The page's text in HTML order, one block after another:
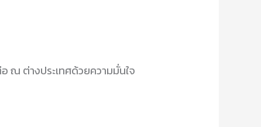
ณ ต่างประเทศด้วยความมั่นใจ